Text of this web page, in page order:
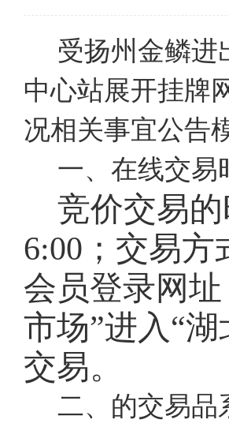
受扬州金鳞进
中心站展开挂牌
况相关事宜公告
一、在线交易
竞价交易
6:00；交易
会员登录网址
市场”进入“
交易。
二、的交易品